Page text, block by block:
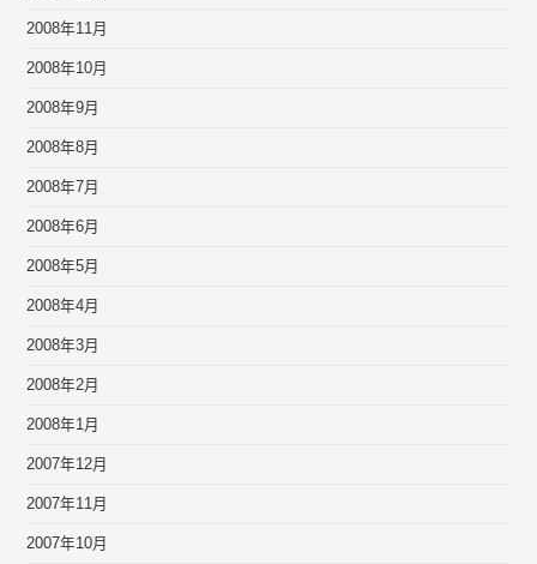
2008年11月
2008年10月
2008年9月
2008年8月
2008年7月
2008年6月
2008年5月
2008年4月
2008年3月
2008年2月
2008年1月
2007年12月
2007年11月
2007年10月